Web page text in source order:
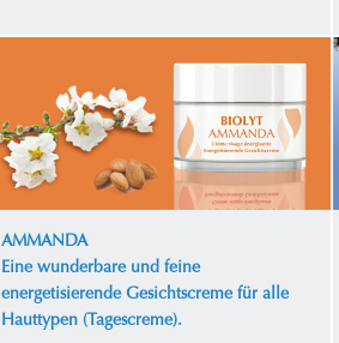
AMMANDA
Eine wunderbare und feine
energetisierende Gesichtscreme für alle
Hauttypen (Tagescreme).